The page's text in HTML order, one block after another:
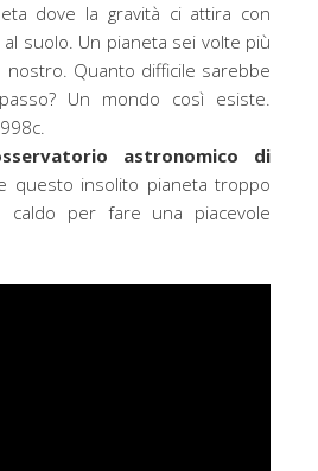
dove la gravità ci attira con
suolo. Un pianeta sei volte più
nostro. Quanto difficile sarebbe
Un mondo così esiste.
astronomico di
questo insolito pianeta troppo
caldo per fare una piacevole